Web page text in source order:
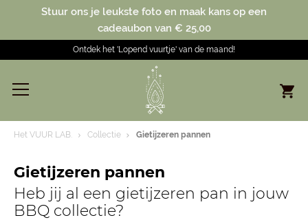
Stuur ons je leukste foto en maak kans op een
cadeaubon van € 25,00
Ontdek het 'Lopend vuurtje' van de maand!
Het VUUR LAB. Collectie Gietijzeren pannen
Gietijzeren pannen
Heb jij al een gietijzeren pan in jouw
BBQ collectie?